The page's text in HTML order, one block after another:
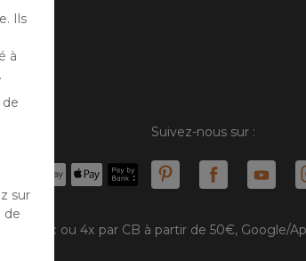
Suivez-nous sur :
3x ou 4x par CB à partir de 50€, Google/